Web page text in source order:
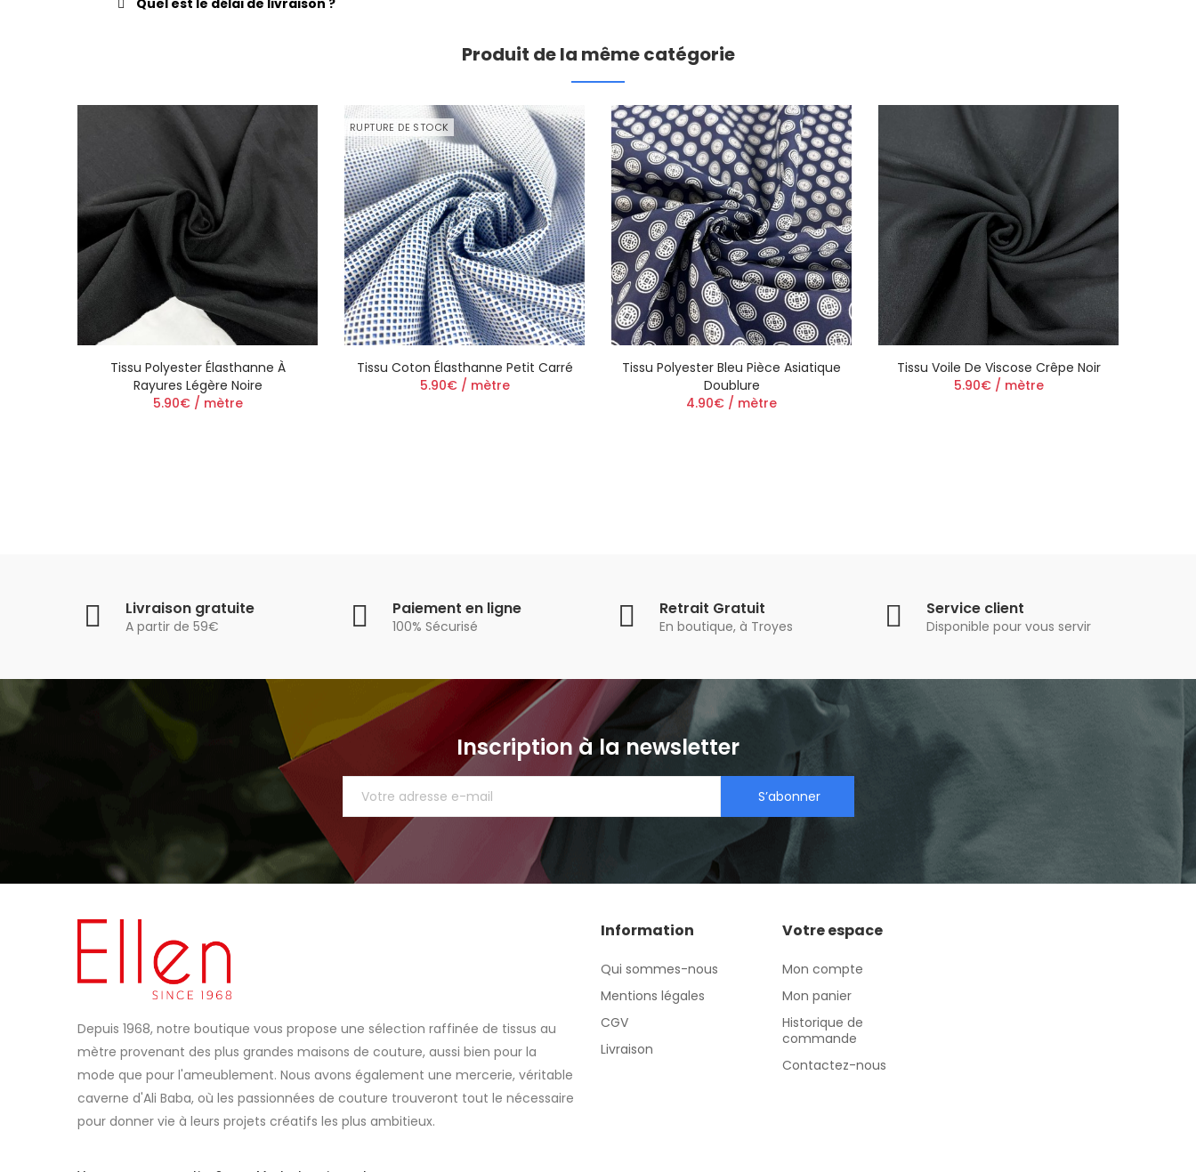
Quel est le délai de livraison ?
Produit de la même catégorie
Tissu Polyester Élasthanne À
Rayures Légère Noire
5.90€ / mètre
RUPTURE DE STOCK
Tissu Coton Élasthanne Petit Carré
5.90€ / mètre
Tissu Polyester Bleu Pièce Asiatique
Doublure
4.90€ / mètre
Tissu Voile De Viscose Crêpe Noir
5.90€ / mètre
Livraison gratuite
A partir de 59€
Paiement en ligne
100% Sécurisé
Retrait Gratuit
En boutique, à Troyes
Service client
Disponible pour vous servir
Inscription à la newsletter
S’abonner
Depuis 1968, notre boutique vous propose une sélection raffinée de tissus au
mètre provenant des plus grandes maisons de couture, aussi bien pour la
mode que pour l'ameublement. Nous avons également une mercerie, véritable
caverne d'Ali Baba, où les passionnées de couture trouveront tout le nécessaire
pour donner vie à leurs projets créatifs les plus ambitieux.
Information
Qui sommes-nous
Mentions légales
CGV
Livraison
Votre espace
Mon compte
Mon panier
Historique de
commande
Contactez-nous